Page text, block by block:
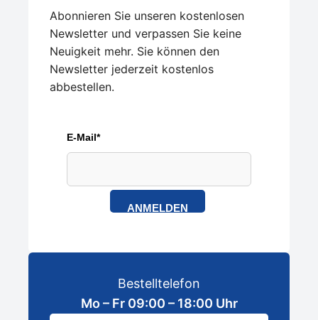
Abonnieren Sie unseren kostenlosen
Newsletter und verpassen Sie keine
Neuigkeit mehr. Sie können den
Newsletter jederzeit kostenlos
abbestellen.
E-Mail*
ANMELDEN
Bestelltelefon
Mo – Fr 09:00 – 18:00 Uhr